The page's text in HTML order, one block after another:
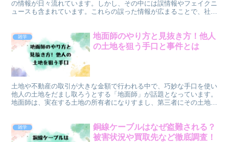
の情報が日々流れています。しかし、その中には誤情報やフェイクニ
ュースも含まれています。これらの誤った情報が広まることで、社会
雑学
地面師のやり方と見抜き方！他人
の土地を狙う手口と事件とは
土地や不動産の取引が大きな金額で行われる中で、巧妙な手口を使い
他人の土地をだまし取ろうとする「地面師」が話題となっています。
地面師は、実在する土地の所有者になりすまし、第三者にその土地を
雑学
銅線ケーブルはなぜ盗難される？
被害状況や買取先など徹底調査！